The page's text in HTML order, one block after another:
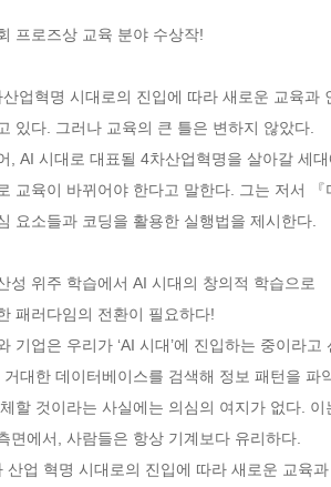
프로즈상 교육 분야 수상작!
업혁명 시대로의 진입에 따라 새로운 교육
있다. 그러나 교육의 큰 틀은 변하지 않았다.
, AI 시대로 대표될 4차산업혁명을 살아갈 세
교육이 바뀌어야 한다고 말한다. 그는 저서
요소들과 코딩을 활용한 실행법을 제시한다.
성 위주 학습에서 AI 시대의 창의적 학습으로
패러다임의 전환이 필요하다!
기업은 우리가 ‘AI 시대’에 진입하는 중이라
대한 데이터베이스를 검색해 정보 패턴을
할 것이라는 사실에는 의심의 여지가 없다.
면에서, 사람들은 항상 기계보다 유리하다.
산업 혁명 시대로의 진입에 따라 새로운 교육